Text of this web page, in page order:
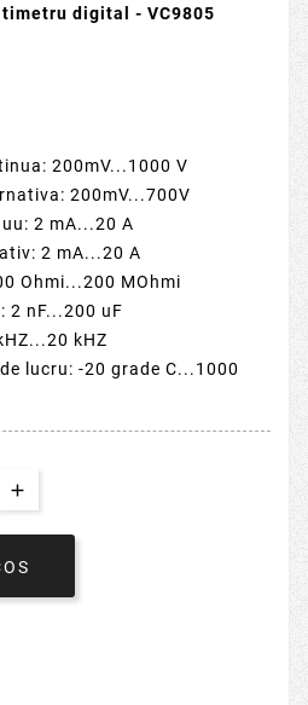
digital - VC9805
200mV...1000 V
200mV...700V
2 mA...20 A
2 mA...20 A
Ohmi...200 MOhmi
2 nF...200 uF
kHZ
lucru: -20 grade C...1000